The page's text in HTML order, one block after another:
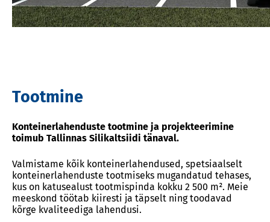
Tootmine
Konteinerlahenduste tootmine ja projekteerimine
toimub Tallinnas Silikaltsiidi tänaval.
Valmistame kõik konteinerlahendused, spetsiaalselt
konteinerlahenduste tootmiseks mugandatud tehases,
kus on katusealust tootmispinda kokku 2 500 m². Meie
meeskond töötab kiiresti ja täpselt ning toodavad
kõrge kvaliteediga lahendusi.